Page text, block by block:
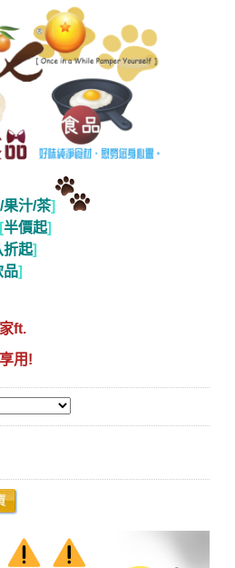
果汁/茶]
[半價起]
折起]
品]
ft.
用!